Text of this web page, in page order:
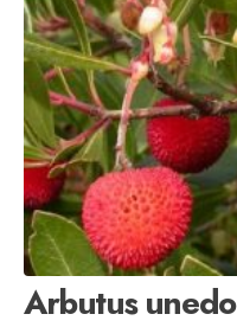
Arbutus unedo